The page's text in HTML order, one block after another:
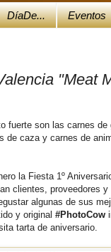
DíaDe... Eventos
"Meat
fuerte son las carnes
de caza y carnes de
la Fiesta 1º
clientes, proveedores
algunas de sus
y original #PhotoCow
tarta de aniversario.